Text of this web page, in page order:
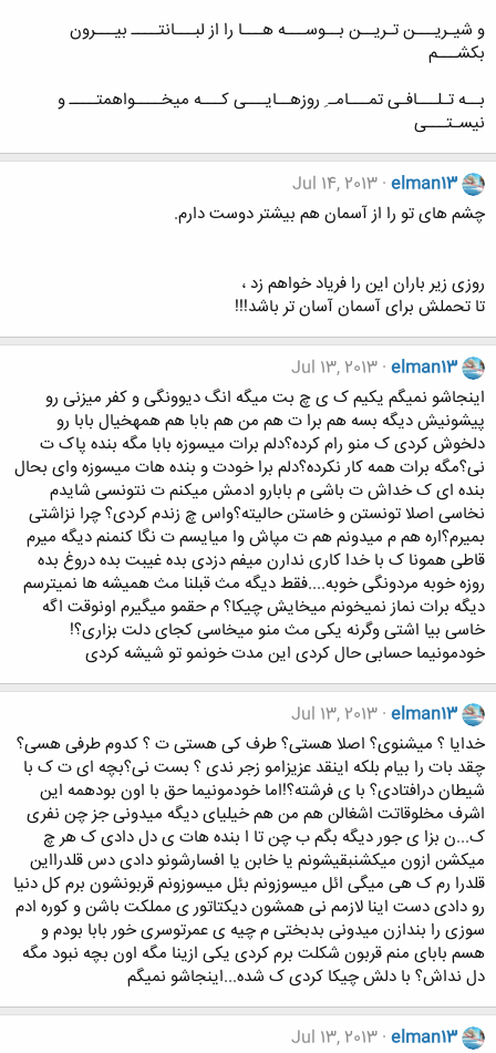
و شیـریـــن تـریــن بــوســـه هـــا را از لبـــانتــــ بیـــرون
بکشـــم
بــه تـلـــافـی تمـــامـ ِ روزهــایـــی کـــه میخــــواهمتــــ و
نیسـتـــی
elman13
Jul 14, 2013
چشم های تو را از آسمان هم بیشتر دوست دارم.
روزی زیر باران این را فریاد خواهم زد ،
تا تحملش برای آسمان آسان تر باشد!!!
elman13
Jul 13, 2013
اینجاشو نمیگم یکیم ک ی چ بت میگه انگ دیوونگی و کفر میزنی رو
پیشونیش دیگه بسه هم برا ت هم من هم بابا هم همهخیال بابا رو
دلخوش کردی ک منو رام کرده؟دلم برات میسوزه بابا مگه بنده پاک ت
نی؟مگه برات همه کار نکرده؟دلم برا خودت و بنده هات میسوزه وای بحال
بنده ای ک خداش ت باشی م بابارو ادمش میکنم ت نتونسی شایدم
نخاسی اصلا تونستن و خاستن حالیته؟واس چ زندم کردی؟ چرا نزاشتی
بمیرم؟اره هم م میدونم هم ت مپاش وا میایسم ت نگا کنمنم دیگه میرم
قاطی همونا ک با خدا کاری ندارن میفم دزدی بده غیبت بده دروغ بده
روزه خوبه مردونگی خوبه....فقط دیگه مث قبلنا مث همیشه ها نمیترسم
دیگه برات نماز نمیخونم میخایش چیکا؟ م حقمو میگیرم اونوقت اگه
خاسی بیا اشتی وگرنه یکی مث منو میخاسی کجای دلت بزاری؟!
خودمونیما حسابی حال کردی این مدت خونمو تو شیشه کردی
elman13
Jul 13, 2013
خدایا ؟ میشنوی؟ اصلا هستی؟ طرف کی هستی ت ؟ کدوم طرفی هسی؟
چقد بات را بیام بلکه اینقد عزیزامو زجر ندی ؟ بست نی؟بچه ای ت ک با
شیطان درافتادی؟ با ی فرشته؟!اما خودمونیما حق با اون بودهمه این
اشرف مخلوقاتت اشغالن هم من هم خیلیای دیگه میدونی جز چن نفری
ک...ن بزا ی جور دیگه بگم ب چن تا ا بنده هات ی دل دادی ک هر چ
میکشن ازون میکشنبقیشونم یا خابن یا افسارشونو دادی دس قلدرااین
قلدرا رم ک هی میگی ائل میسوزونم بئل میسوزونم قربونشون برم کل دنیا
رو دادی دست اینا لازمم نی همشون دیکتاتور ی مملکت باشن و کوره ادم
سوزی را بندازن میدونی بدبختی م چیه ی عمرتوسری خور بابا بودم و
هسم بابای منم قربون شکلت برم کردی یکی ازینا مگه اون بچه نبود مگه
دل نداش؟ با دلش چیکا کردی ک شده...اینجاشو نمیگم
elman13
Jul 13, 2013